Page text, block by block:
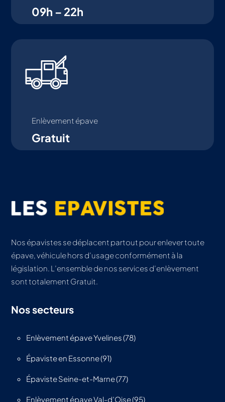
09h – 22h
Enlèvement épave
Gratuit
Nos épavistes se déplacent partout pour enlever toute
épave, véhicule hors d’usage conformément à la
législation. L’ensemble de nos services d’enlèvement
sont totalement Gratuit.
Nos secteurs
Enlèvement épave Yvelines (78)
Épaviste en Essonne (91)
Épaviste Seine-et-Marne (77)
Enlèvement épave Val-d’Oise (95)